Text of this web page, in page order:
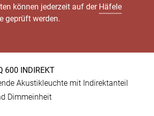
können jederzeit auf der Häfele
geprüft werden.
600 INDIREKT
Akustikleuchte mit Indirektanteil
Dimmeinheit